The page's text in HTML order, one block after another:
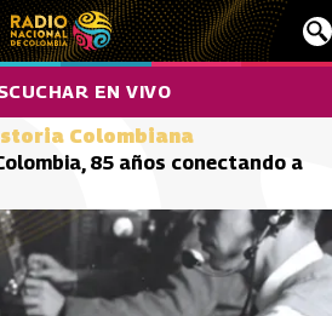
EN VIVO
Colombiana
85 años conectando a